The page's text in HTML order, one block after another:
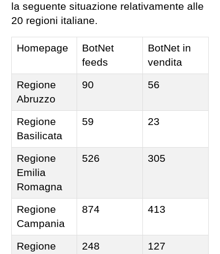
la seguente situazione relativamente alle
20 regioni italiane.
Homepage
BotNet
feeds
BotNet in
vendita
Regione
Abruzzo
90 56
Regione
Basilicata
59 23
Regione
Emilia
Romagna
526 305
Regione
Campania
874 413
Regione
248 127